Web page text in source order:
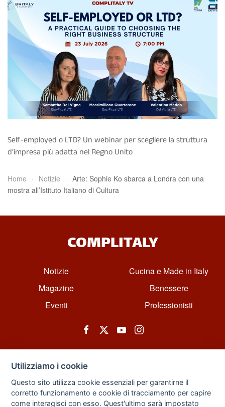
Self-employed o LTD? Un webinar per scegliere la struttura
d’impresa più adatta nel Regno Unito
Home Notizie
Arte: Sophie Ko sbarca a Londra con una
mostra all’Istituto Italiano di Cultura
COMPLITALY
Notizie
Magazine
Eventi
Cucina e Made in Italy
Benessere
Professionisti
© All rights reserved. Powered by Zarix Solution LTD, Forest House
Utilizziamo i cookie
Questo sito utilizza cookie essenziali per garantirne il
corretto funzionamento e cookie di tracciamento per capire
come interagisci con esso. Quest'ultimo sarà impostato